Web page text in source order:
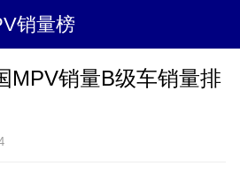
销量榜
MPV销量B级车销量排